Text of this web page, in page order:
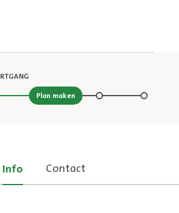
Stap 2 van 4
Plan maken
Info Contact